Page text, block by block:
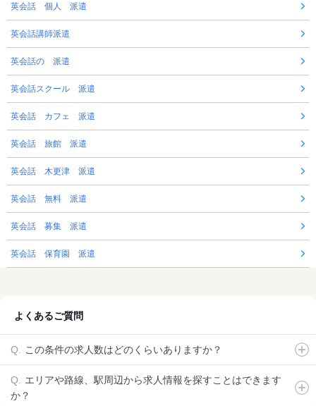
英会話 個人 派遣
英会話講師派遣
英会話の 派遣
英会話スクール 派遣
英会話 カフェ 派遣
英会話 旅館 派遣
英会話 木更津 派遣
英会話 無料 派遣
英会話 募集 派遣
英会話 保育園 派遣
よくあるご質問
この条件の求人数はどのくらいありますか？
エリアや路線、駅周辺から求人情報を探すことはできます
か？